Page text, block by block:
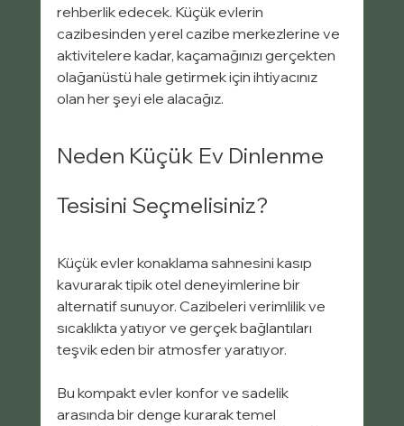
rehberlik edecek. Küçük evlerin
cazibesinden yerel cazibe merkezlerine ve
aktivitelere kadar, kaçamağınızı gerçekten
olağanüstü hale getirmek için ihtiyacınız
olan her şeyi ele alacağız.
Neden Küçük Ev Dinlenme
Tesisini Seçmelisiniz?
Küçük evler konaklama sahnesini kasıp
kavurarak tipik otel deneyimlerine bir
alternatif sunuyor. Cazibeleri verimlilik ve
sıcaklıkta yatıyor ve gerçek bağlantıları
teşvik eden bir atmosfer yaratıyor.
Bu kompakt evler konfor ve sadelik
arasında bir denge kurarak temel